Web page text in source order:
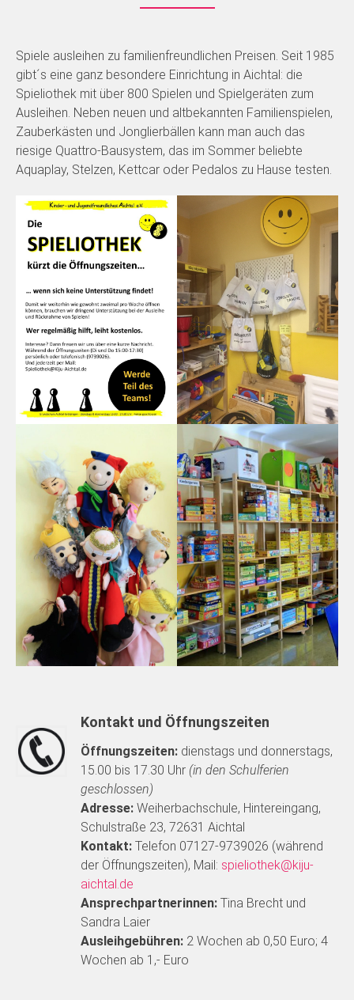
Spiele ausleihen zu familienfreundlichen Preisen. Seit 1985
gibt´s eine ganz besondere Einrichtung in Aichtal: die
Spieliothek mit über 800 Spielen und Spielgeräten zum
Ausleihen. Neben neuen und altbekannten Familienspielen,
Zauberkästen und Jonglierbällen kann man auch das
riesige Quattro-Bausystem, das im Sommer beliebte
Aquaplay, Stelzen, Kettcar oder Pedalos zu Hause testen.
Kontakt und Öffnungszeiten
Öffnungszeiten: dienstags und donnerstags,
15.00 bis 17.30 Uhr (in den Schulferien
geschlossen)
Adresse:Weiherbachschule, Hintereingang,
Schulstraße 23, 72631 Aichtal
Kontakt:Telefon 07127-9739026 (während
der Öffnungszeiten), Mail: spieliothek@kiju-
aichtal.de
Ansprechpartnerinnen: Tina Brecht und
Sandra Laier
Ausleihgebühren:2 Wochen ab 0,50 Euro; 4
Wochen ab 1,- Euro